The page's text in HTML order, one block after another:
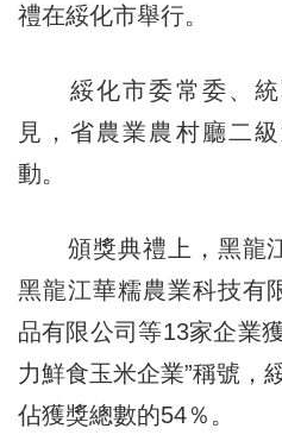
禮在綏化市舉行。
綏化市委常委、統
見，省農業農村廳二
動。
頒獎典禮上，黑龍江
黑龍江華糯農業科技有
品有限公司等13家企業
力鮮食玉米企業”稱號，
佔獲獎總數的54％。